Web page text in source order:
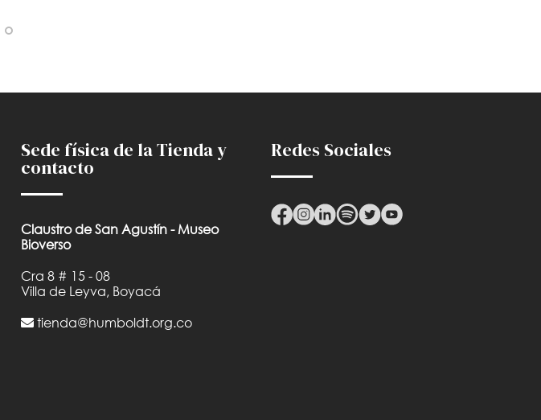
Sede física de la Tienda y
contacto
Claustro de San Agustín - Museo
Bioverso
Cra 8 # 15 - 08
Villa de Leyva, Boyacá
tienda@humboldt.org.co
Redes Sociales